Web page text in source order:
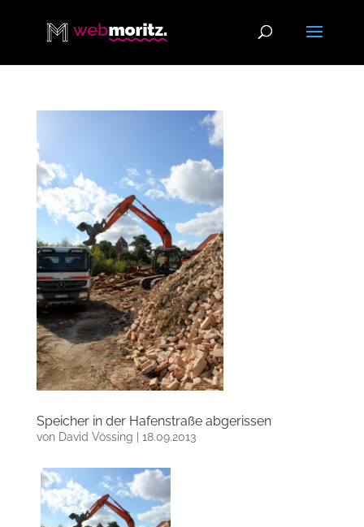
Speicher in der Hafenstraße abgerissen
von David Vössing | 18.09.2013